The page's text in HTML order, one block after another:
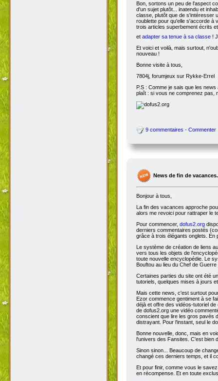
Bon, sortons un peu de l'aspect
d'un sujet plutôt... inatendu et
classe, plutôt que de s'intéresser
roublette pour qu'elle s'accorde à
trois articles superbement écrits
et adapter sa tenue à sa classe !
Et voici et voilà, mais surtout,
nouveau !
Bonne visite à tous,
7804j, forumjeux sur Rykke-Errel
P.S : Comme je sais que les
plaît : si vous ne comprenez pas,
9 commentaires - Commenter
News de fin de
Bonjour à tous,
La fin des vacances approche
alors me revoici pour rattraper le
Pour commencer, dofus2.org
derniers commentaires postés
grâce à trois élégants onglets. En
Le système de création de liens
vers tous les objets de
toute nouvelle encyclopédie. Le
Bouftou au lieu du Chef de
Certaines parties du site ont été
tutoriels, quelques mises à jours
Mais cette news, c'est surtout
Ezor commence gentiment à se
déjà et offre des vidéos-tutoriel
de dofus2.org une vidéo
conscient que lire les gros pavés
distrayant. Pour l'instant, seul le
Bonne nouvelle, donc, mais en
l'univers des Fansites. C'est bien
Sinon sinon... Beaucoup de
changé ces derniers temps, et il
Et pour finir, comme vous le
en récompense. Et en toute